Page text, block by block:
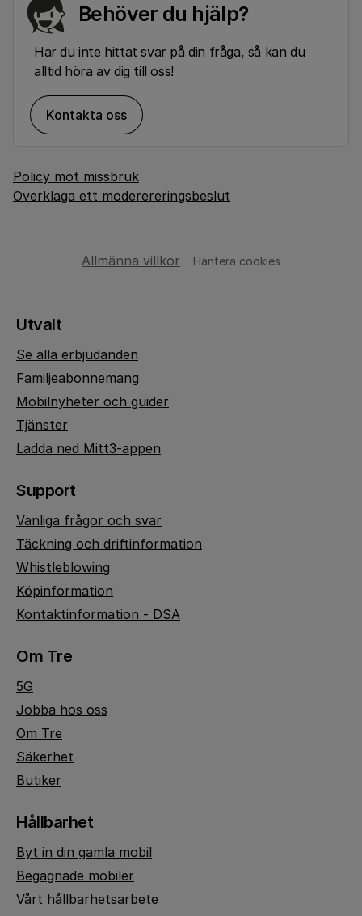
Behöver du hjälp?
Har du inte hittat svar på din fråga, så kan du
alltid höra av dig till oss!
Kontakta oss
Policy mot missbruk
Överklaga ett moderereringsbeslut
Allmänna villkor Hantera cookies
Utvalt
Se alla erbjudanden
Familjeabonnemang
Mobilnyheter och guider
Tjänster
Ladda ned Mitt3-appen
Support
Vanliga frågor och svar
Täckning och driftinformation
Whistleblowing
Köpinformation
Kontaktinformation - DSA
Om Tre
5G
Jobba hos oss
Om Tre
Säkerhet
Butiker
Hållbarhet
Byt in din gamla mobil
Begagnade mobiler
Vårt hållbarhetsarbete